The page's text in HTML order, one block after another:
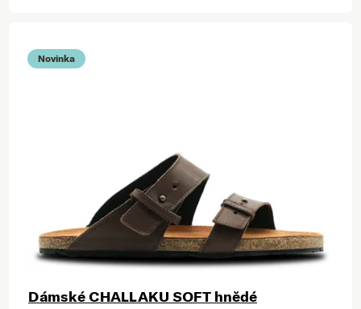
Novinka
Dámské CHALLAKU SOFT hnědé